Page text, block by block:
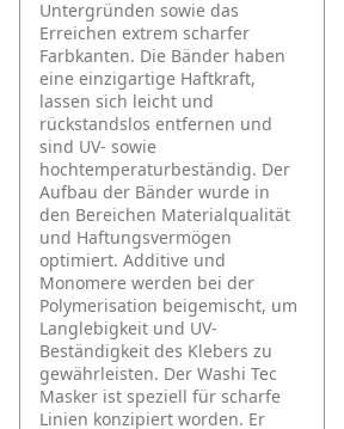
Untergründen sowie das
Erreichen extrem scharfer
Farbkanten. Die Bänder haben
eine einzigartige Haftkraft,
lassen sich leicht und
rückstandslos entfernen und
sind UV- sowie
hochtemperaturbeständig. Der
Aufbau der Bänder wurde in
den Bereichen Materialqualität
und Haftungsvermögen
optimiert. Additive und
Monomere werden bei der
Polymerisation beigemischt, um
Langlebigkeit und UV-
Beständigkeit des Klebers zu
gewährleisten. Der Washi Tec
Masker ist speziell für scharfe
Linien konzipiert worden. Er